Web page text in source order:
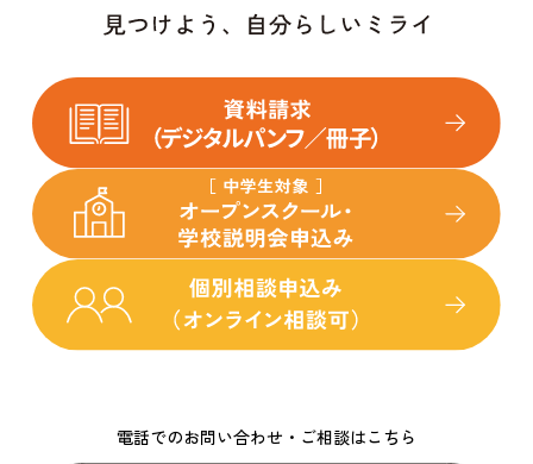
電話でのお問い合わせ・ご相談はこちら